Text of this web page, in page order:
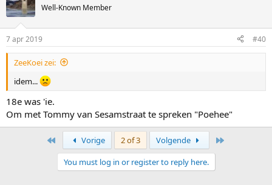
Well-Known Member
7 apr 2019 #40
ZeeKoei zei:
idem...
18e was 'ie.
Om met Tommy van Sesamstraat te spreken "Poehee"
Vorige 2 of 3 Volgende
You must log in or register to reply here.